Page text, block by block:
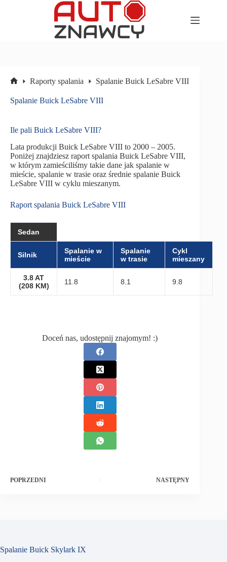
główna
Raporty spalania Spalanie Buick LeSabre VIII
Spalanie Buick LeSabre VIII
Ile pali Buick LeSabre VIII?
Lata produkcji Buick LeSabre VIII to 2000 – 2005.
Poniżej znajdziesz raport spalania Buick LeSabre VIII,
w którym zamieściliśmy takie dane jak spalanie w
mieście, spalanie w trasie oraz średnie spalanie Buick
LeSabre VIII w cyklu mieszanym.
Raport spalania Buick LeSabre VIII
Sedan
Silnik
Spalanie w
mieście
Spalanie
w trasie
Cykl
mieszany
3.8 AT
(208 KM)
11.8 8.1 9.8
Doceń nas, udostępnij znajomym! :)
POPRZEDNI NASTĘPNY
Spalanie Buick Skylark IX